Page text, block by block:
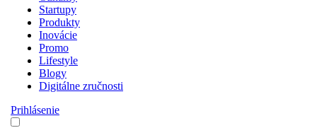
Startupy
Produkty
Inovácie
Promo
Lifestyle
Blogy
Digitálne zručnosti
Prihlásenie